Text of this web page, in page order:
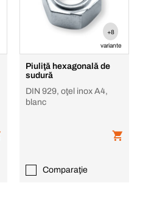
+8
variante
Piuliţă hexagonală de
sudură
DIN 929, oţel inox A4,
blanc
Comparaţie